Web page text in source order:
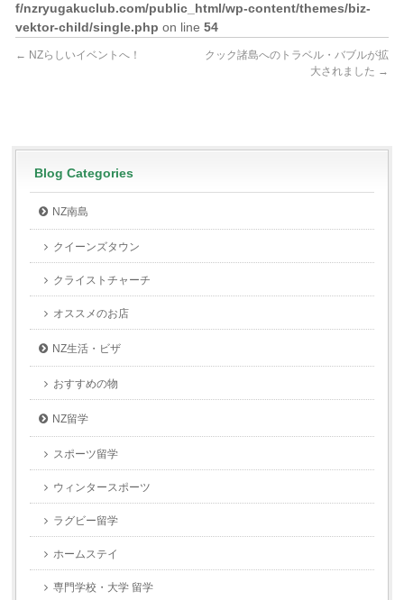
f/nzryugakuclub.com/public_html/wp-content/themes/biz-
vektor-child/single.php on line54
← NZらしいイベントへ！
クック諸島へのトラベル・バブルが拡
大されました →
Blog Categories
NZ南島
クイーンズタウン
クライストチャーチ
オススメのお店
NZ生活・ビザ
おすすめの物
NZ留学
スポーツ留学
ウィンタースポーツ
ラグビー留学
ホームステイ
専門学校・大学 留学